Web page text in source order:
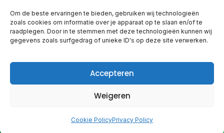
Om de beste ervaringen te bieden, gebruiken wij technologieën
zoals cookies om informatie over je apparaat op te slaan en/of te
raadplegen. Door in te stemmen met deze technologieën kunnen wij
gegevens zoals surfgedrag of unieke ID's op deze site verwerken.
Accepteren
Weigeren
Cookie PolicyPrivacy Policy
Nederland
info@laadpaalwijs.nl
E-mail